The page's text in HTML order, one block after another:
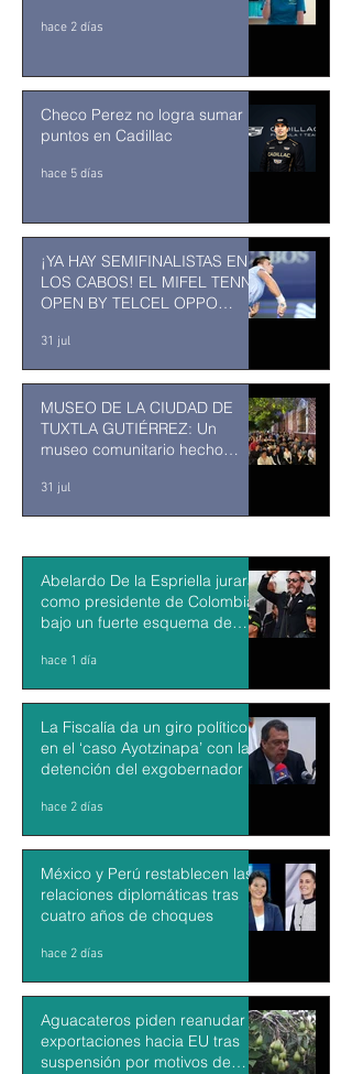
hace 2 días
Checo Perez no logra sumar
puntos en Cadillac
hace 5 días
¡YA HAY SEMIFINALISTAS EN
LOS CABOS! EL MIFEL TENNIS
OPEN BY TELCEL OPPO
31 jul
MUSEO DE LA CIUDAD DE
TUXTLA GUTIÉRREZ: Un
museo comunitario hecho
31 jul
Abelardo De la Espriella jurará
como presidente de Colombia
bajo un fuerte esquema de
hace 1 día
La Fiscalía da un giro político
en el ‘caso Ayotzinapa’ con la
detención del exgobernador de
hace 2 días
México y Perú restablecen las
relaciones diplomáticas tras
cuatro años de choques
hace 2 días
Aguacateros piden reanudar
exportaciones hacia EU tras
suspensión por motivos de